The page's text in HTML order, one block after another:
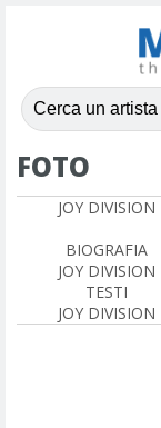
FOTO
JOY DIVISION
BIOGRAFIA
JOY DIVISION
TESTI
JOY DIVISION